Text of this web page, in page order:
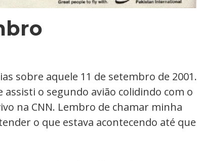
sobre aquele 11 de setembro de 2001.
assisti o segundo avião colidindo com o
na CNN. Lembro de chamar minha
o que estava acontecendo até que